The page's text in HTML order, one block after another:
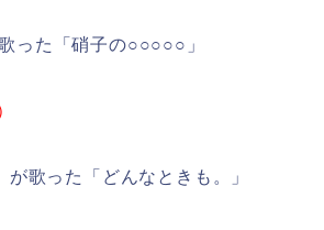
った「硝子の○○○○○」
歌った「どんなときも。」